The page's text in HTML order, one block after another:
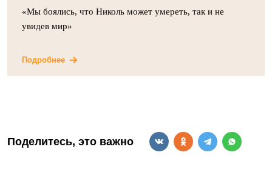
«Мы боялись, что Николь может умереть, так и не
увидев мир»
Подробнее
Поделитесь, это важно